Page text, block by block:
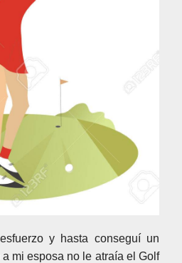
y hasta conseguí un
mi esposa no le atraía el Golf